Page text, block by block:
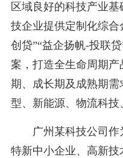
区域良好的科技产业
技企业提供定制化综
创贷”“益企扬帆-投联
案，打造全生命周期产
期、成长期及成熟期
型、新能源、物流科技
广州某科技公司
特新中小企业、高新